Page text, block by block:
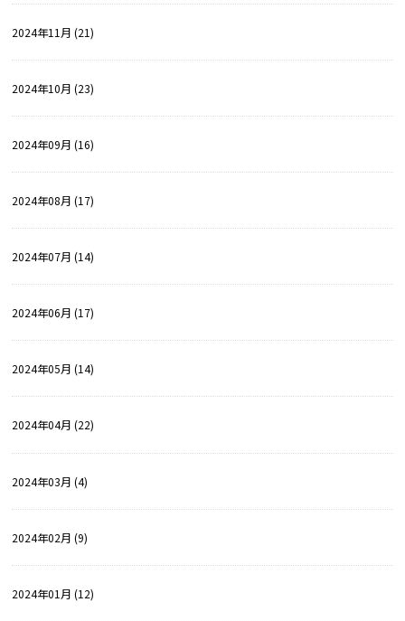
2024年11月 (21)
2024年10月 (23)
2024年09月 (16)
2024年08月 (17)
2024年07月 (14)
2024年06月 (17)
2024年05月 (14)
2024年04月 (22)
2024年03月 (4)
2024年02月 (9)
2024年01月 (12)